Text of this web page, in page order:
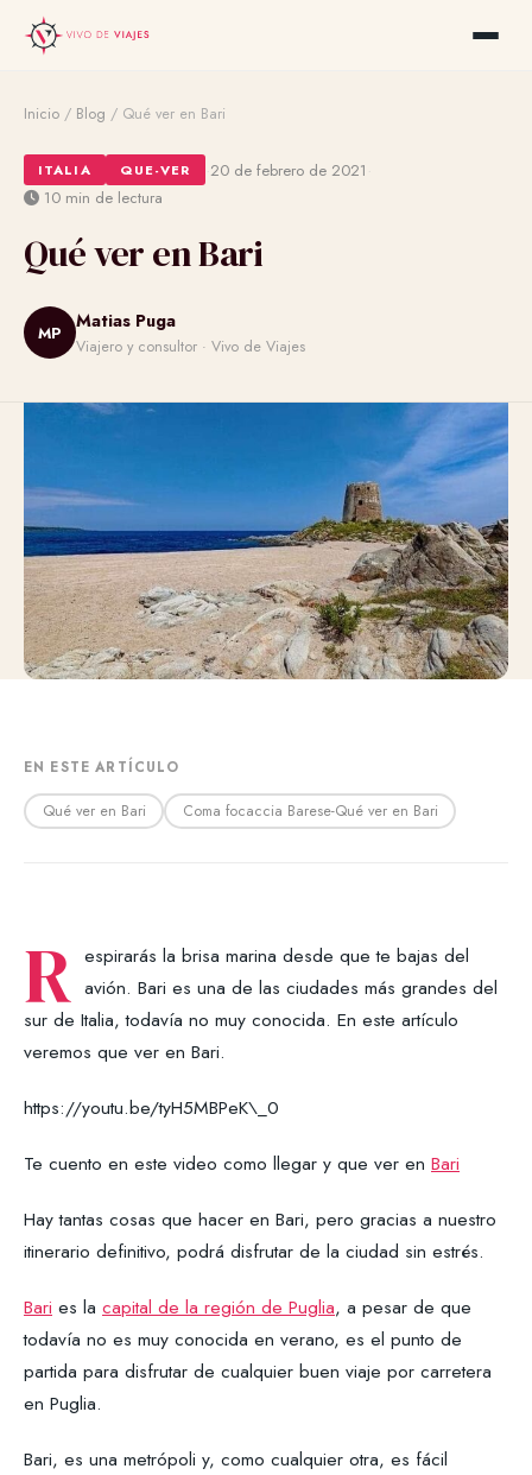
Inicio / Blog / Qué ver en Bari
ITALIA QUE-VER 20 de febrero de 2021
10 min de lectura
Qué ver en Bari
MP
Matias Puga
Viajero y consultor · Vivo de Viajes
EN ESTE ARTÍCULO
Qué ver en Bari Coma focaccia Barese-Qué ver en Bari
R espirarás la brisa marina desde que te bajas del
avión. Bari es una de las ciudades más grandes del
sur de Italia, todavía no muy conocida. En este artículo
veremos que ver en Bari.
https://youtu.be/tyH5MBPeK\_0
Te cuento en este video como llegar y que ver en Bari
Hay tantas cosas que hacer en Bari, pero gracias a nuestro
itinerario definitivo, podrá disfrutar de la ciudad sin estrés.
Bari es la capital de la región de Puglia, a pesar de que
todavía no es muy conocida en verano, es el punto de
partida para disfrutar de cualquier buen viaje por carretera
en Puglia.
Bari, es una metrópoli y, como cualquier otra, es fácil